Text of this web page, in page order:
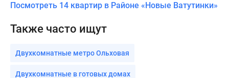
Посмотреть 14 квартир в Районе «Новые Ватутинки»
Также часто ищут
Двухкомнатные метро Ольховая
Двухкомнатные в готовых домах